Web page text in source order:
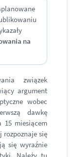
na
związek
argument
wobec
dawkę
15 miesiącem
rozpoznaje się
się wyraźnie